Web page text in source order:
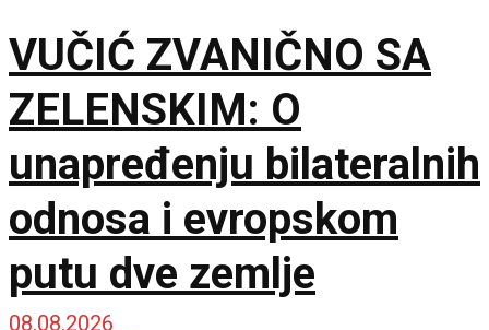
VUČIĆ ZVANIČNO SA
ZELENSKIM: O
unapređenju bilateralnih
odnosa i evropskom
putu dve zemlje
08.08.2026